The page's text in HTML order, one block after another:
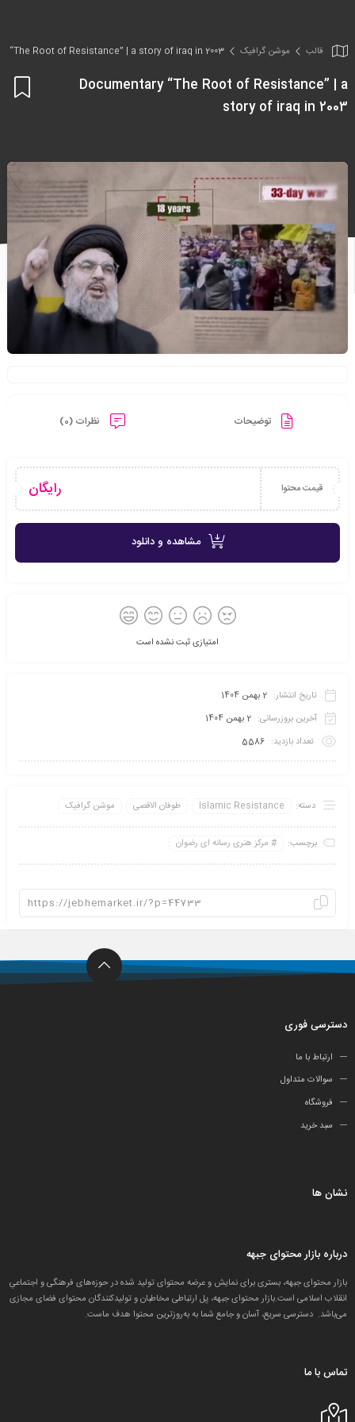
قالب موشن گرافیک “The Root of Resistance” | a story of iraq in 2003
Documentary “The Root of Resistance” | a
story of iraq in 2003
توضیحات نظرات (0)
قیمت محتوا رایگان
مشاهده و دانلود
امتیازی ثبت نشده است
تاریخ انتشار: 2 بهمن 1404
آخرین بروزرسانی: 2 بهمن 1404
تعداد بازدید: 5586
دسته: Islamic Resistance طوفان الاقصی موشن گرافیک
برچسب: مرکز هنری رسانه ای رضوان
دسترسی فوری
ارتباط با ما
سوالات متداول
فروشگاه
سبد خرید
نشان ها
درباره بازار محتوای جبهه
بازار محتوای جبهه، بستری برای نمایش و عرضه محتوای تولید شده در حوزه‌های فرهنگی و اجتماعیِ
انقلاب اسلامی است.بازار محتوای جبهه، پل ارتباطی مخاطبان و تولید‌کنندگان محتوای فضای مجازی
می‌باشد. دسترسی سریع، آسان و جامع شما به به‌روزترین محتوا هدف ماست.
تماس با ما